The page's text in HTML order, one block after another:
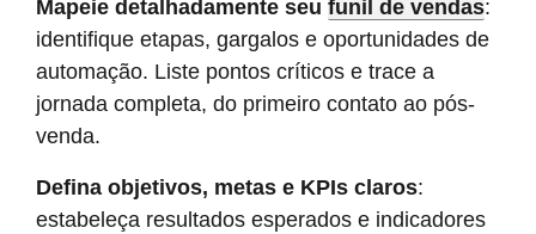
Mapeie detalhadamente seu funil de vendas:
identifique etapas, gargalos e oportunidades de
automação. Liste pontos críticos e trace a
jornada completa, do primeiro contato ao pós-
venda.
Defina objetivos, metas e KPIs claros:
estabeleça resultados esperados e indicadores